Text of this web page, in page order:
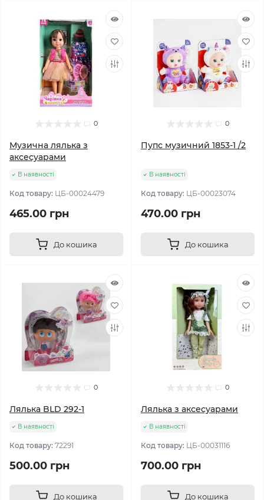
0
Музична лялька з
аксесуарами
В наявності
Код товару: ЦБ-00024479
465.00 грн
До кошика
0
Пупс музичний 1853-1 /2
В наявності
Код товару: ЦБ-00023074
470.00 грн
До кошика
0
Лялька BLD 292-1
В наявності
Код товару: 72291
500.00 грн
До кошика
0
Лялька з аксесуарами
В наявності
Код товару: ЦБ-00031116
700.00 грн
До кошика